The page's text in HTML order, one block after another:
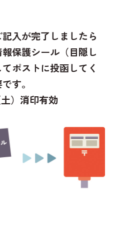
記入が完了しましたら
保護シール（目隠し
ポストに投函してく
す。
）消印有効